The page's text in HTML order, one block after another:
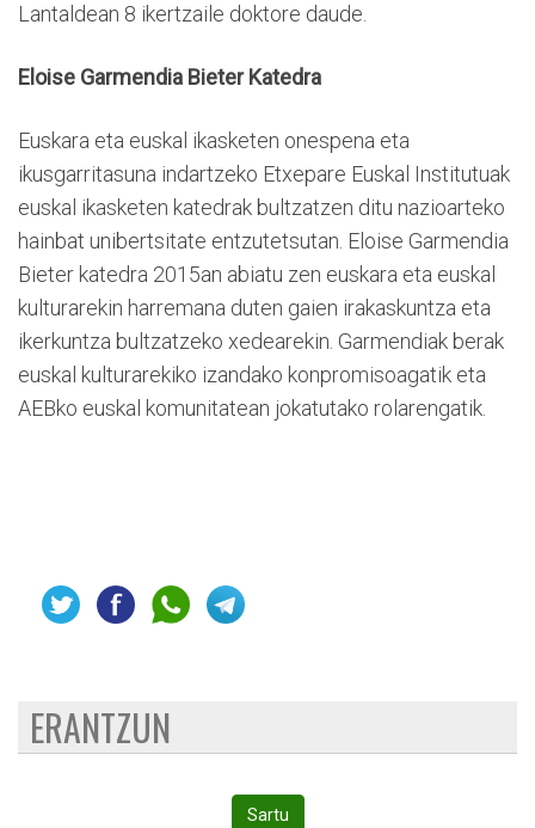
Lantaldean 8 ikertzaile doktore daude.
Eloise Garmendia Bieter Katedra
Euskara eta euskal ikasketen onespena eta
ikusgarritasuna indartzeko Etxepare Euskal Institutuak
euskal ikasketen katedrak bultzatzen ditu nazioarteko
hainbat unibertsitate entzutetsutan. Eloise Garmendia
Bieter katedra 2015an abiatu zen euskara eta euskal
kulturarekin harremana duten gaien irakaskuntza eta
ikerkuntza bultzatzeko xedearekin. Garmendiak berak
euskal kulturarekiko izandako konpromisoagatik eta
AEBko euskal komunitatean jokatutako rolarengatik.
ERANTZUN
Sartu